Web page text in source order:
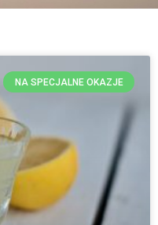
NA SPECJALNE OKAZJE